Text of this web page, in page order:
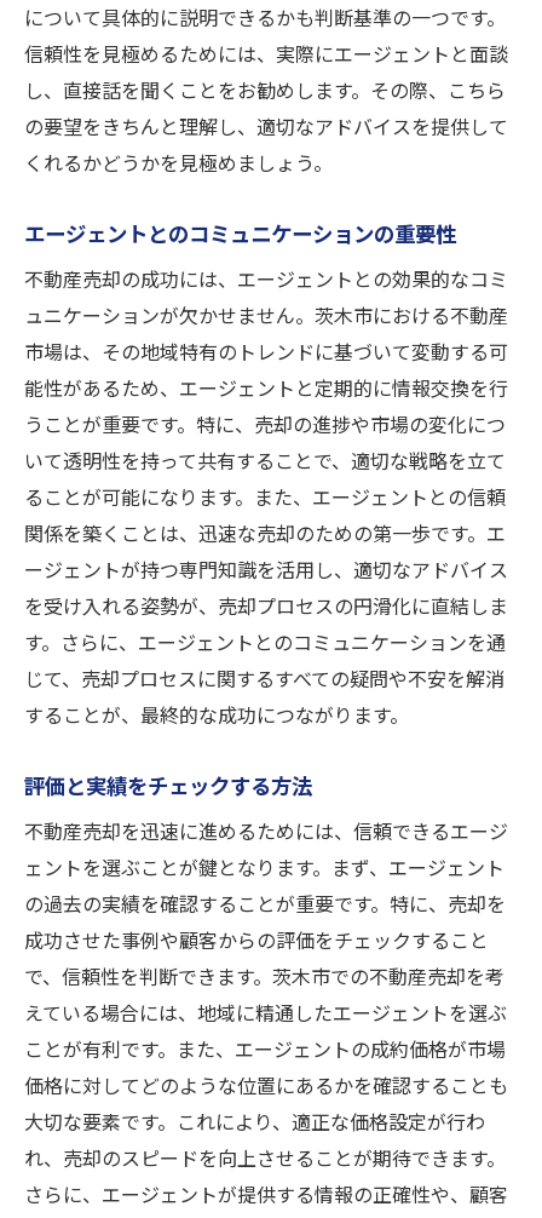
について具体的に説明できるかも判断基準の一つです。
信頼性を見極めるためには、実際にエージェントと面談
し、直接話を聞くことをお勧めします。その際、こちら
の要望をきちんと理解し、適切なアドバイスを提供して
くれるかどうかを見極めましょう。
エージェントとのコミュニケーションの重要性
不動産売却の成功には、エージェントとの効果的なコミ
ュニケーションが欠かせません。茨木市における不動産
市場は、その地域特有のトレンドに基づいて変動する可
能性があるため、エージェントと定期的に情報交換を行
うことが重要です。特に、売却の進捗や市場の変化につ
いて透明性を持って共有することで、適切な戦略を立て
ることが可能になります。また、エージェントとの信頼
関係を築くことは、迅速な売却のための第一歩です。エ
ージェントが持つ専門知識を活用し、適切なアドバイス
を受け入れる姿勢が、売却プロセスの円滑化に直結しま
す。さらに、エージェントとのコミュニケーションを通
じて、売却プロセスに関するすべての疑問や不安を解消
することが、最終的な成功につながります。
評価と実績をチェックする方法
不動産売却を迅速に進めるためには、信頼できるエージ
ェントを選ぶことが鍵となります。まず、エージェント
の過去の実績を確認することが重要です。特に、売却を
成功させた事例や顧客からの評価をチェックすること
で、信頼性を判断できます。茨木市での不動産売却を考
えている場合には、地域に精通したエージェントを選ぶ
ことが有利です。また、エージェントの成約価格が市場
価格に対してどのような位置にあるかを確認することも
大切な要素です。これにより、適正な価格設定が行わ
れ、売却のスピードを向上させることが期待できます。
さらに、エージェントが提供する情報の正確性や、顧客